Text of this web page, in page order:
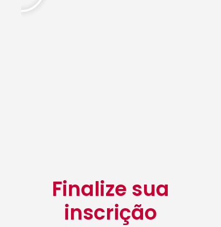
Finalize sua
inscrição